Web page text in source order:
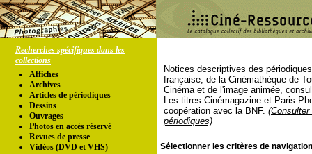
Recherches spécifiques dans les
collections
Affiches
Archives
Articles de périodiques
Dessins
Ouvrages
Photos en accés réservé
Revues de presse
Vidéos (DVD et VHS)
Notices descriptives des
française, de la Cinémathèque de
Cinéma et de l'image animée,
Les titres Cinémagazine et Paris-
coopération avec la BNF.
périodiques)
Sélectionner les critères de